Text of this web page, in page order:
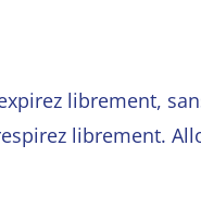
librement,
librement.